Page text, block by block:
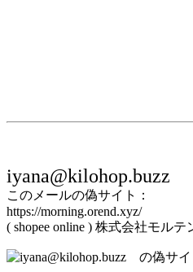
iyana@kilohop.buzz
このメールの偽サイト：
https://morning.orend.xyz/
( shopee online ) 株式会社モル